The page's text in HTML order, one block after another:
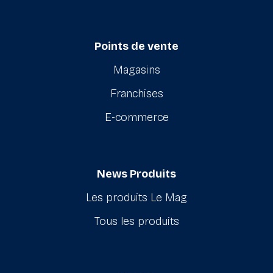
Points de vente
Magasins
Franchises
E-commerce
News Produits
Les produits Le Mag
Tous les produits